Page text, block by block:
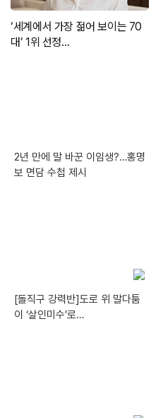
2년 만에 말 바꾼 이임생?…홍명
보 면담 수첩 제시
[돌직구 강력반]도로 위 말다툼
이 ‘살인미수’로…